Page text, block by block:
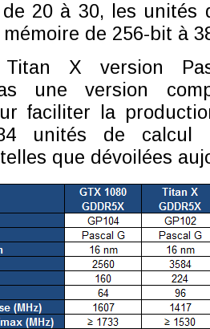
20 à 30, les unités
de 256-bit à
X version
une version
faciliter la
unités de calcul
que dévoilées